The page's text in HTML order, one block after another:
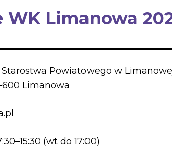
WK Limanowa
Powiatowego w
600 Limanowa
(wt do 17:00)